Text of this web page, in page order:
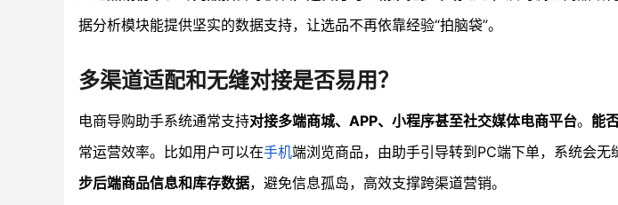
据分析模块能提供坚实的数据支持，让选品不再依靠经验“拍脑袋”。
多渠道适配和无缝对接是否易用？
电商导购助手系统通常支持对接多端商城、APP、小程序甚至社交媒体电商平台。 能
常运营效率。比如用户可以在手机端浏览商品，由助手引导转到PC端下单，系统会
步后端商品信息和库存数据，避免信息孤岛，高效支撑跨渠道营销。